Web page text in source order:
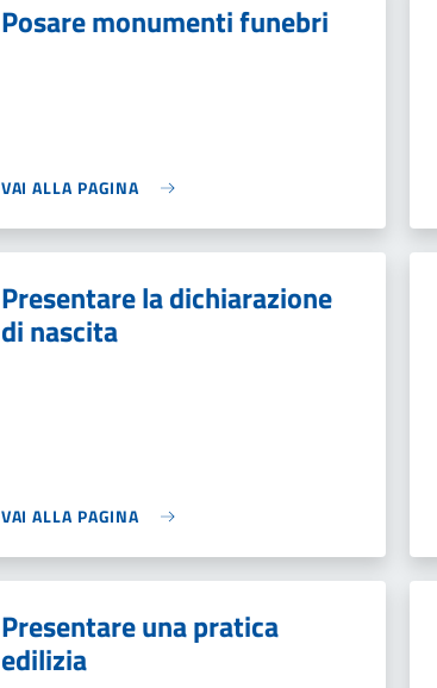
Posare monumenti funebri
VAI ALLA PAGINA
Presentare la dichiarazione
di nascita
VAI ALLA PAGINA
Presentare una pratica
edilizia